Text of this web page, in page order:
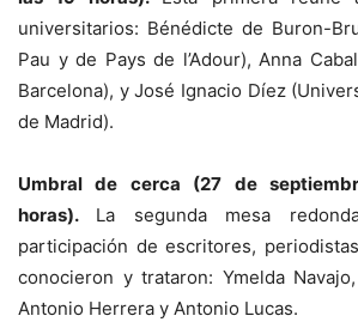
universitarios: Bénédicte de Buron-
Pau y de Pays de l’Adour), Anna
Barcelona), y José Ignacio Díez
de Madrid).
Umbral de cerca (27 de
horas). La segunda mesa
participación de escritores,
conocieron y trataron: Ymelda
Antonio Herrera y Antonio Lucas.